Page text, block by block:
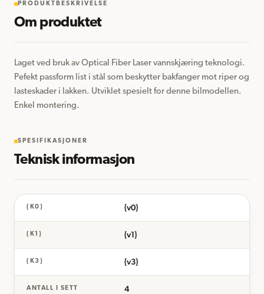
PRODUKTBESKRIVELSE
Om produktet
Laget ved bruk av Optical Fiber Laser vannskjæring teknologi.
Pefekt passform list i stål som beskytter bakfanger mot riper og
lasteskader i lakken. Utviklet spesielt for denne bilmodellen.
Enkel montering.
SPESIFIKASJONER
Teknisk informasjon
{K0} {v0}
{K1} {v1}
{K3} {v3}
ANTALL I SETT 4